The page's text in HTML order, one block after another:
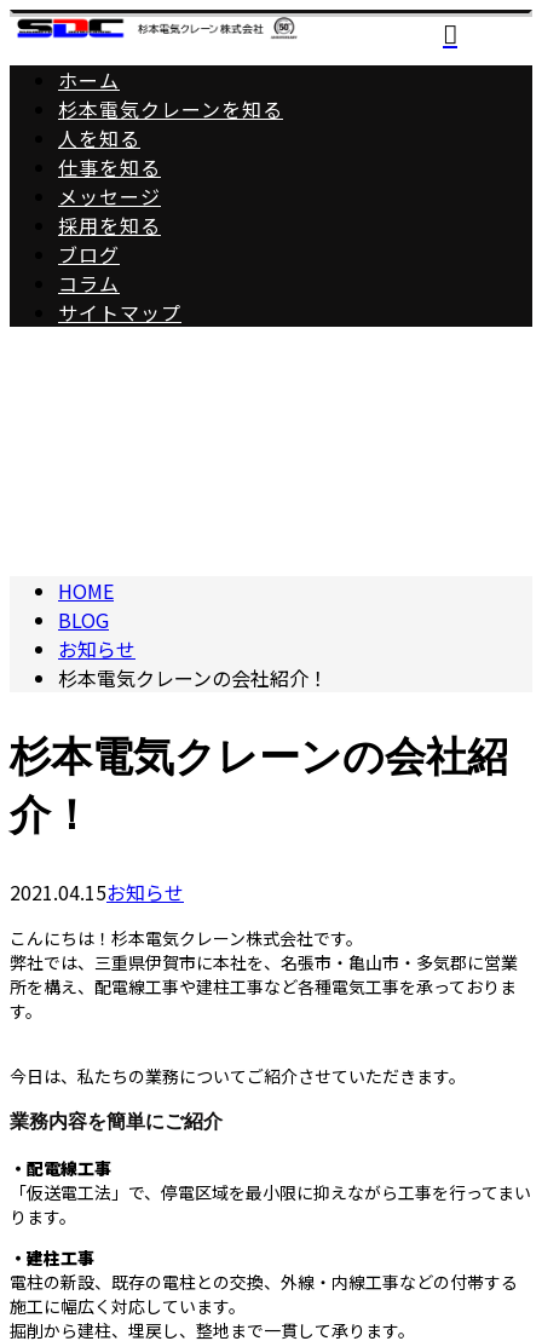
ホーム
杉本電気クレーンを知る
人を知る
仕事を知る
メッセージ
採用を知る
ブログ
コラム
サイトマップ
HOME
BLOG
お知らせ
杉本電気クレーンの会社紹介！
杉本電気クレーンの会社紹
介！
2021.04.15お知らせ
こんにちは！杉本電気クレーン株式会社です。
弊社では、三重県伊賀市に本社を、名張市・亀山市・多気郡に営業
所を構え、配電線工事や建柱工事など各種電気工事を承っておりま
す。
今日は、私たちの業務についてご紹介させていただきます。
業務内容を簡単にご紹介
・配電線工事
「仮送電工法」で、停電区域を最小限に抑えながら工事を行ってまい
ります。
・建柱工事
電柱の新設、既存の電柱との交換、外線・内線工事などの付帯する
施工に幅広く対応しています。
掘削から建柱、埋戻し、整地まで一貫して承ります。